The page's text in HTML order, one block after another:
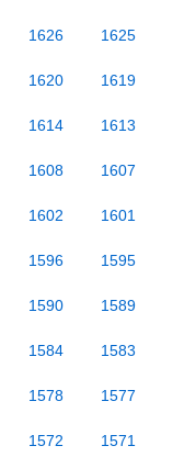
1626 1625
1620 1619
1614 1613
1608 1607
1602 1601
1596 1595
1590 1589
1584 1583
1578 1577
1572 1571